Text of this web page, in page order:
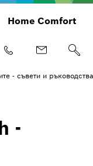
Home Comfort
- съвети и ръководства
-